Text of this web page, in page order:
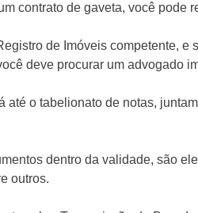
contrato de gaveta, você pode
de Imóveis competente,
deve procurar um advogado
até o tabelionato de notas,
dentro da validade, são
outros.⁣